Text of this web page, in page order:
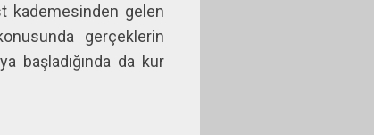
kademesinden gelen
gerçeklerin
başladığında da kur